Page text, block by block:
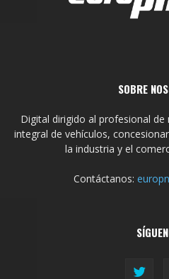
SOBRE
Digital dirigido al profesional
integral de vehículos,
la industria y el
Contáctanos: